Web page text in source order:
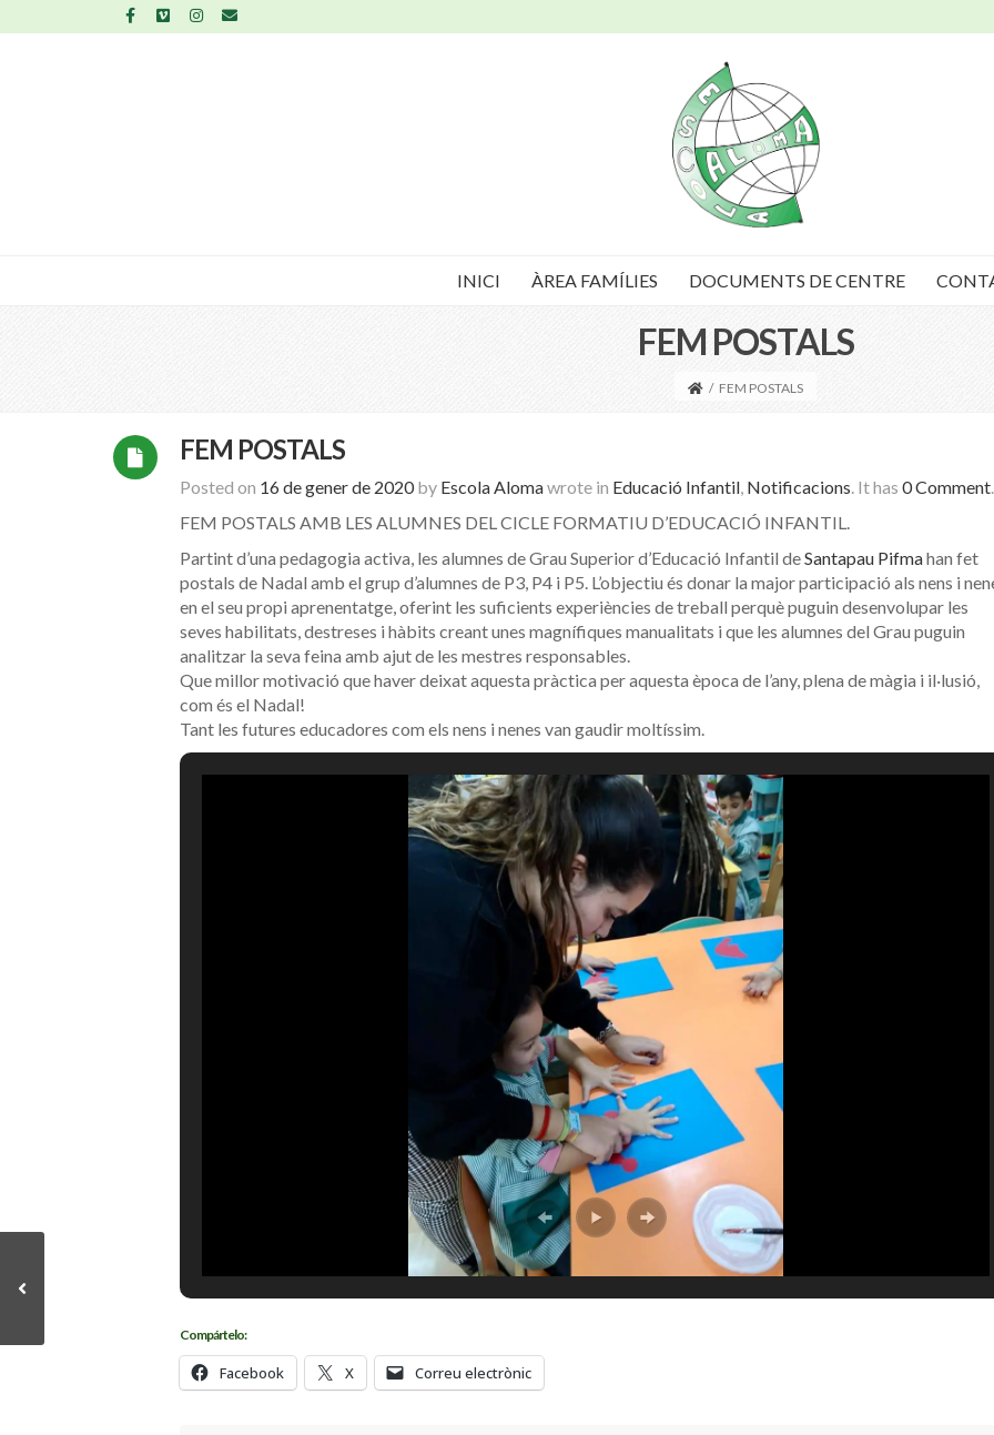
INICI ÀREA FAMÍLIES DOCUMENTS DE CENTRE
FEM POSTALS
/ FEM POSTALS
FEM POSTALS
Posted on 16 de gener de 2020 by Escola Alomawrote in Educació Infantil, Notificacions. It has 0 Comment.
FEM POSTALS AMB LES ALUMNES DEL CICLE FORMATIU D’EDUCACIÓ INFANTIL.
Partint d’una pedagogia activa, les alumnes de Grau Superior d’Educació Infantil deSantapau Pifmahan fet
postals de Nadal amb el grup d’alumnes de P3, P4 i P5. L’objectiu és donar la major participació als nens i
en el seu propi aprenentatge, oferint les suficients experiències de treball perquè puguin desenvolupar les
seves habilitats, destreses i hàbits creant unes magnífiques manualitats i que les alumnes del Grau puguin
analitzar la seva feina amb ajut de les mestres responsables.
Que millor motivació que haver deixat aquesta pràctica per aquesta època de l’any, plena de màgia i il·lusió,
com és el Nadal!
Tant les futures educadores com els nens i nenes van gaudir moltíssim.
Compártelo:
Facebook X Correu electrònic